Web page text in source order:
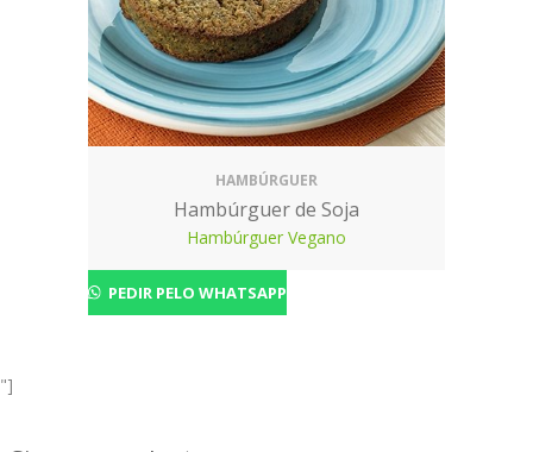
HAMBÚRGUER
Hambúrguer de Soja
Hambúrguer Vegano
PEDIR PELO WHATSAPP
"]